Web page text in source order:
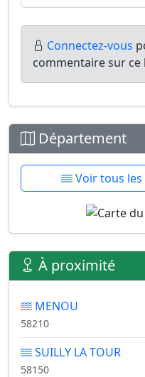
Connectez-vous
commentaire sur ce
Département
Voir tous les
À proximité
MENOU
58210
SUILLY LA TOUR
58150